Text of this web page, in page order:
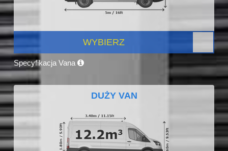
WYBIERZ
Specyfikacja Vana
DUŻY VAN